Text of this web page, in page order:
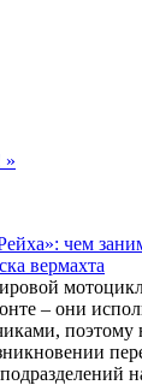
»
чем
вермахта
– они
поэтому